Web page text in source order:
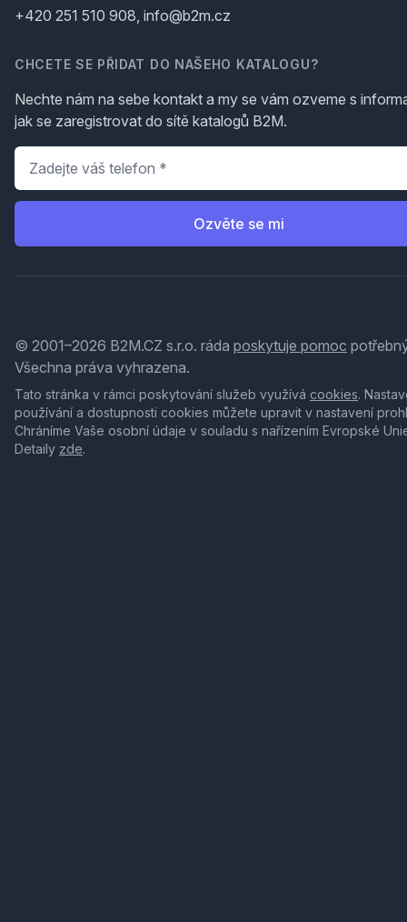
+420 251 510 908, info@b2m.cz
CHCETE SE PŘIDAT DO NAŠEHO KATALOGU?
Nechte nám na sebe kontakt a my se vám ozveme s
jak se zaregistrovat do sítě katalogů B2M.
Telefon
Ozvěte se mi
© 2001–2026 B2M.CZ s.r.o. ráda poskytuje pomoc
Všechna práva vyhrazena.
Tato stránka v rámci poskytování služeb využívá cookies.
používání a dostupnosti cookies můžete upravit v nastavení
Chráníme Vaše osobní údaje v souladu s nařízením Evropské
Detaily zde.